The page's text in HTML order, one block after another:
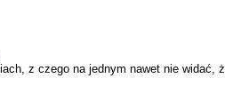
z czego na jednym nawet nie